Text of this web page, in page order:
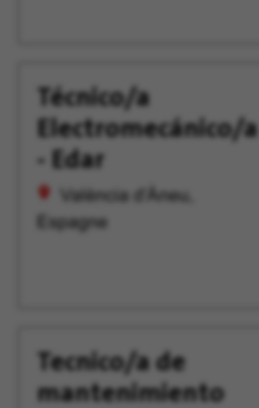
Técnico/a
Electromecánico/a
- Edar
València d'Àneu,
Espagne
Tecnico/a de
mantenimiento